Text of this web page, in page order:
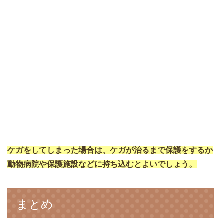
ケガをしてしまった場合は、ケガが治るまで保護をするか
動物病院や保護施設などに持ち込むとよいでしょう。
まとめ